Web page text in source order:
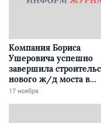
Компания Бориса
Ушеровича успешно
завершила
нового ж/д моста в
Забайкалье
17 ноября